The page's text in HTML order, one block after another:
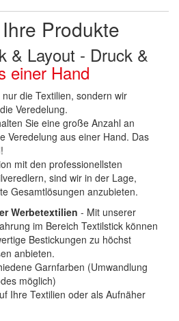
Produkte
& Layout - Druck &
einer Hand
die Textilien, sondern wir
Veredelung.
Sie eine große Anzahl an
Veredelung aus einer Hand. Das
mit den professionellsten
sind wir in der Lage,
Gesamtlösungen anzubieten.
Werbetextilien - Mit unserer
im Bereich Textilstick können
Bestickungen zu höchst
anbieten.
Garnfarben (Umwandlung
möglich)
Ihre Textilien oder als Aufnäher